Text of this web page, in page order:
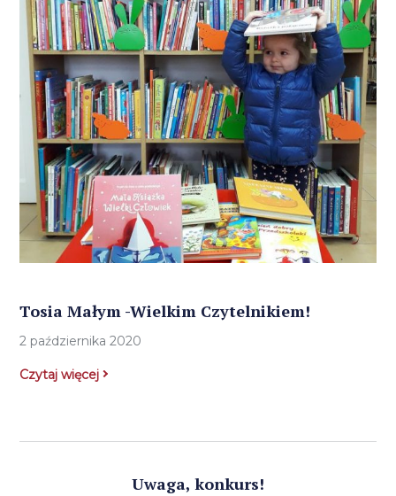
Tosia Małym -Wielkim Czytelnikiem!
2 października 2020
Czytaj więcej
Uwaga, konkurs!